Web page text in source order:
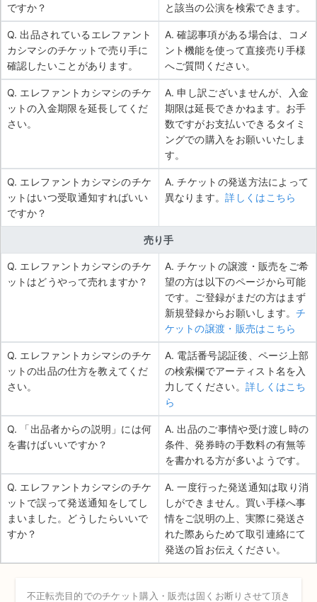
ですか？
と該当の公演を検索できます。
Q. 出品されているエレファント
カシマシのチケットで売り手に
確認したいことがあります。
A. 確認事項がある場合は、コメ
ント機能を使って直接売り手様
へご質問ください。
Q. エレファントカシマシのチケ
ットの入金期限を延長してくだ
さい。
A. 申し訳ございませんが、入金
期限は延長できかねます。お手
数ですがお支払いできるタイミ
ングでの購入をお願いいたしま
す。
Q. エレファントカシマシのチケ
ットはいつ受取通知すればいい
ですか？
A. チケットの発送方法によって
異なります。詳しくはこちら
売り手
Q. エレファントカシマシのチケ
ットはどうやって売れますか？
A. チケットの譲渡・販売をご希
望の方は以下のページから可能
です。ご登録がまだの方はまず
新規登録からお願いします。チ
ケットの譲渡・販売はこちら
Q. エレファントカシマシのチケ
ットの出品の仕方を教えてくだ
さい。
A. 電話番号認証後、ページ上部
の検索欄でアーティスト名を入
力してください。 詳しくはこち
ら
Q. 「出品者からの説明」には何
を書けばいいですか？
A. 出品のご事情や受け渡し時の
条件、発券時の手数料の有無等
を書かれる方が多いようです。
Q. エレファントカシマシのチケ
ットで誤って発送通知をしてし
まいました。どうしたらいいで
すか？
A. 一度行った発送通知は取り消
しができません。買い手様へ事
情をご説明の上、実際に発送さ
れた際あらためて取引連絡にて
発送の旨お伝えください。
不正転売目的でのチケット購入・販売は固くお断りさせて頂き